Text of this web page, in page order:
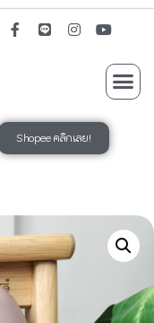
Shopee คลิกเลย!